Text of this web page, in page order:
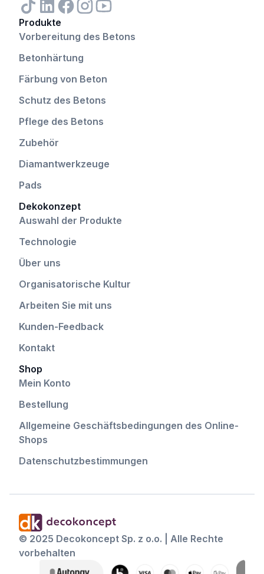
Produkte
Vorbereitung des Betons
Betonhärtung
Färbung von Beton
Schutz des Betons
Pflege des Betons
Zubehör
Diamantwerkzeuge
Pads
Dekokonzept
Auswahl der Produkte
Technologie
Über uns
Organisatorische Kultur
Arbeiten Sie mit uns
Kunden-Feedback
Kontakt
Shop
Mein Konto
Bestellung
Allgemeine Geschäftsbedingungen des Online-
Shops
Datenschutzbestimmungen
© 2025 Decokoncept Sp. z o.o. | Alle Rechte
vorbehalten